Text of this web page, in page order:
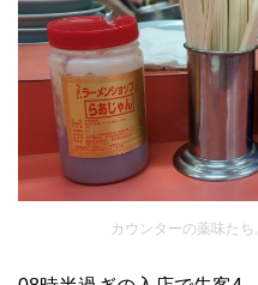
カウンターの薬味たち